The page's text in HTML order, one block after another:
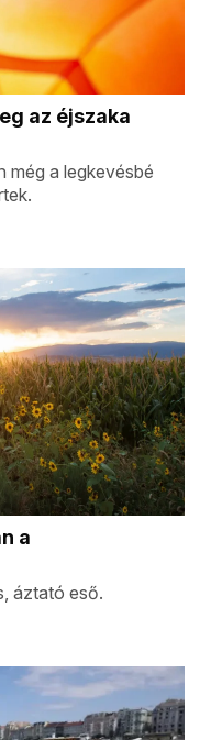
az éjszaka
még a legkevésbé
a
áztató eső.